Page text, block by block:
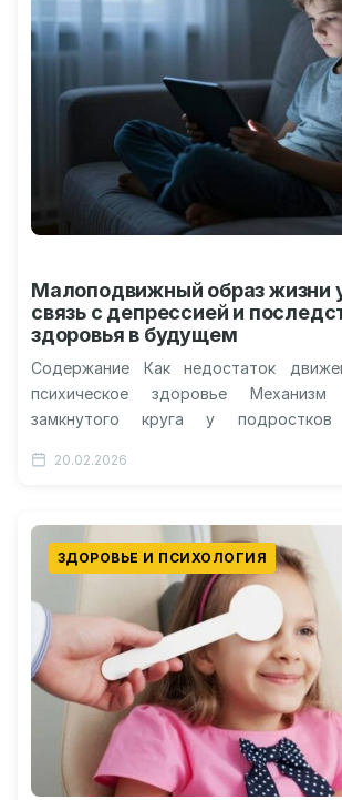
Малоподвижный образ жизни
связь с депрессией и
здоровья в будущем
Содержание Как недостаток
психическое здоровье Механизм
замкнутого круга у подростков
последствия малоподвижности для
20.02.2026
ЗДОРОВЬЕ И ПСИХОЛОГИЯ